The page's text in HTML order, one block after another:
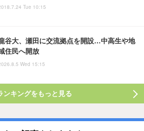
Tue 10:15
谷大、瀬田に交流拠点を開設…中高生や地
住民へ開放
Wed 15:15
ンキングをもっと見る